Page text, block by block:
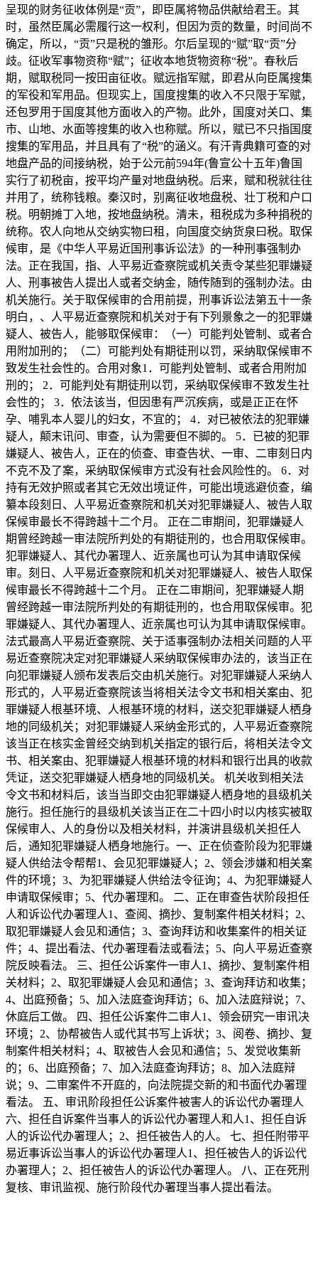
呈现的财务征收体例是“贡”，即臣属将物品供献给君王。其
时，虽然臣属必需履行这一权利，但因为贡的数量，时间尚不
确定，所以，“贡”只是税的雏形。尔后呈现的“赋”取“贡”分
歧。征收军事物资称“赋”；征收本地货物资称“税”。春秋后
期，赋取税同一按田亩征收。赋远指军赋，即君从向臣属搜集
的军役和军用品。但现实上，国度搜集的收入不只限于军赋，
还包罗用于国度其他方面收入的产物。此外，国度对关口、集
市、山地、水面等搜集的收入也称赋。所以，赋已不只指国度
搜集的军用品，并且具有了“税”的涵义。有汗青典籍可查的对
地盘产品的间接纳税，始于公元前594年(鲁宣公十五年)鲁国
实行了初税亩，按平均产量对地盘纳税。后来，赋和税就往往
并用了，统称钱粮。秦汉时，别离征收地盘税、壮丁税和户口
税。明朝摊丁入地，按地盘纳税。清未，租税成为多种捐税的
统称。农人向地从交纳实物曰租，向国度交纳货泉曰税。取保
候审，是《中华人平易近国刑事诉讼法》的一种刑事强制办
法。正在我国，指、人平易近查察院或机关责令某些犯罪嫌疑
人、刑事被告人提出人或者交纳金，随传随到的强制办法。由
机关施行。关于取保候审的合用前提，刑事诉讼法第五十一条
明白，、人平易近查察院和机关对于有下列景象之一的犯罪嫌
疑人、被告人，能够取保候审：（一）可能判处管制、或者合
用附加刑的；（二）可能判处有期徒刑以罚，采纳取保候审不
致发生社会性的。合用对象1．可能判处管制、或者合用附加
刑的； 2．可能判处有期徒刑以罚，采纳取保候审不致发生社
会性的； 3．依法该当，但因患有严沉疾病，或是正正在怀
孕、哺乳本人婴儿的妇女，不宜的； 4．对已被依法的犯罪嫌
疑人，颠末讯问、审查，认为需要但不脚的。 5．已被的犯罪
嫌疑人、被告人，正在的侦查、审查告状、一审、二审刻日内
不克不及了案，采纳取保候审方式没有社会风险性的。 6．对
持有无效护照或者其它无效出境证件，可能出境逃避侦查，编
纂本段刻日、人平易近查察院和机关对犯罪嫌疑人、被告人取
保候审最长不得跨越十二个月。 正在二审期间，犯罪嫌疑人
期曾经跨越一审法院所判处的有期徒刑的，也合用取保候审。
犯罪嫌疑人、其代办署理人、近亲属也可认为其申请取保候
审。刻日、人平易近查察院和机关对犯罪嫌疑人、被告人取保
候审最长不得跨越十二个月。 正在二审期间，犯罪嫌疑人期
曾经跨越一审法院所判处的有期徒刑的，也合用取保候审。犯
罪嫌疑人、其代办署理人、近亲属也可认为其申请取保候审。
法式最高人平易近查察院、关于适事强制办法相关问题的人平
易近查察院决定对犯罪嫌疑人采纳取保候审办法的，该当正在
向犯罪嫌疑人颁布发表后交由机关施行。对犯罪嫌疑人采纳人
形式的，人平易近查察院该当将相关法令文书和相关案由、犯
罪嫌疑人根基环境、人根基环境的材料，送交犯罪嫌疑人栖身
地的同级机关；对犯罪嫌疑人采纳金形式的，人平易近查察院
该当正在核实金曾经交纳到机关指定的银行后，将相关法令文
书、相关案由、犯罪嫌疑人根基环境的材料和银行出具的收款
凭证，送交犯罪嫌疑人栖身地的同级机关。 机关收到相关法
令文书和材料后，该当当即交由犯罪嫌疑人栖身地的县级机关
施行。担任施行的县级机关该当正在二十四小时以内核实被取
保候审人、人的身份以及相关材料，并演讲县级机关担任人
后，通知犯罪嫌疑人栖身地施行。一、正在侦查阶段为犯罪嫌
疑人供给法令帮帮1、会见犯罪嫌疑人；2、领会涉嫌和相关案
件的环境；3、为犯罪嫌疑人供给法令征询；4、为犯罪嫌疑人
申请取保候审；5、代办署理和。 二、正在审查告状阶段担任
人和诉讼代办署理人1、查阅、摘抄、复制案件相关材料；2、
取犯罪嫌疑人会见和通信；3、查询拜访和收集案件的相关证
件；4、提出看法、代办署理看法或看法；5、向人平易近查察
院反映看法。 三、担任公诉案件一审人1、摘抄、复制案件相
关材料；2、取犯罪嫌疑人会见和通信；3、查询拜访和收集；
4、出庭预备；5、加入法庭查询拜访；6、加入法庭辩说；7、
休庭后工做。 四、担任公诉案件二审人1、领会研究一审讯决
环境；2、协帮被告人或代其书写上诉状；3、阅卷、摘抄、复
制案件相关材料；4、取被告人会见和通信；5、发觉收集新
的；6、出庭预备；7、加入法庭查询拜访；8、加入法庭辩
说；9、二审案件不开庭的，向法院提交新的和书面代办署理
看法。 五、审讯阶段担任公诉案件被害人的诉讼代办署理人
六、担任自诉案件当事人的诉讼代办署理人和人1、担任自诉
人的诉讼代办署理人；2、担任被告人的人。 七、担任附带平
易近事诉讼当事人的诉讼代办署理人1、担任被告人的诉讼代
办署理人；2、担任被告人的诉讼代办署理人。 八、正在死刑
复核、审讯监视、施行阶段代办署理当事人提出看法。